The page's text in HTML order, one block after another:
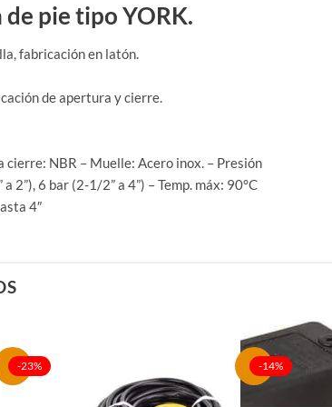
pie tipo YORK.
fabricación en latón.
de apertura y cierre.
cierre: NBR – Muelle: Acero inox. – Presión
2”), 6 bar (2-1/2” a 4”) – Temp. máx: 90°C
4″
-23% -14%